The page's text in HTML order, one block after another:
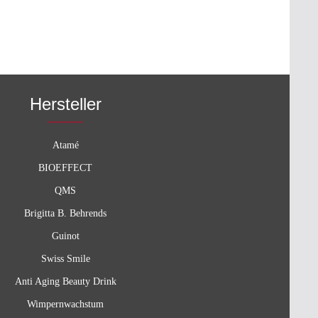
Hersteller
Atamé
BIOEFFECT
QMS
Brigitta B. Behrends
Guinot
Swiss Smile
Anti Aging Beauty Drink
Wimpernwachstum